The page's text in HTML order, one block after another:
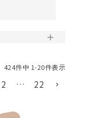
424件中 1-20件表示
2 … 22